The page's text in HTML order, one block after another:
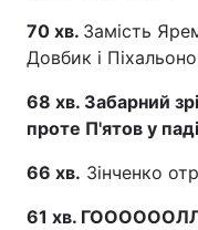
70 хв. Замість
Довбик і
68 хв. Забарний
проте П'ятов у
66 хв. Зінченко
61 хв.